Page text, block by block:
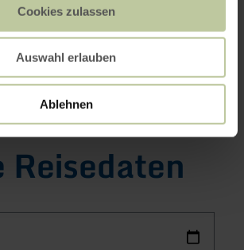
Cookies zulassen
Auswahl erlauben
Ablehnen
das Angebot"Kupferhof-
AnbieterRureifel Tourismus
Reisedaten